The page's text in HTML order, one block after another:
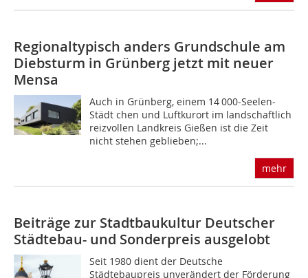
Regionaltypisch anders Grundschule am
Diebsturm in Grünberg jetzt mit neuer
Mensa
Auch in Grünberg, einem 14 000-Seelen-
Städt­ chen und Luftkurort im landschaftlich
reizvollen Landkreis Gießen ist die Zeit
nicht stehen geblieben;...
mehr
Beiträge zur Stadtbaukultur Deutscher
Städtebau- und Sonderpreis ausgelobt
Seit 1980 dient der Deutsche
Städtebaupreis unverändert der Förderung